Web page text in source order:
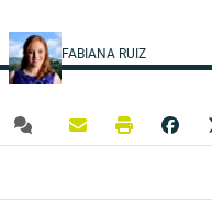
FABIANA RUIZ